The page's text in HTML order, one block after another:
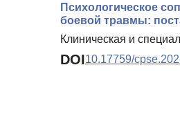
Психологическое
боевой травмы:
Клиническая и
DOI10.17759/